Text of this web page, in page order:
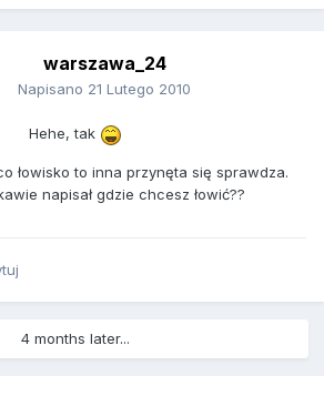
warszawa_24
Napisano 21 Lutego 2010
Hehe, tak
łowisko to inna przynęta się sprawdza.
napisał gdzie chcesz łowić??
4 months later...